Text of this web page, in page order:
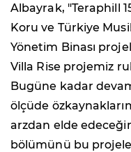
Albayrak, "Teraphill
Koru ve Türkiye
Yönetim Binası
Villa Rise projemiz
Bugüne kadar
ölçüde
arzdan elde
bölümünü bu